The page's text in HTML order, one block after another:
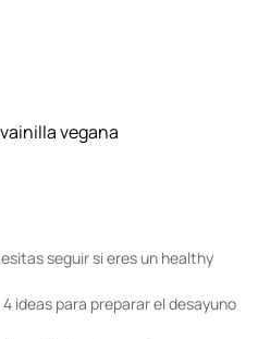
vegana
seguir si eres un healthy
ideas para preparar el desayuno